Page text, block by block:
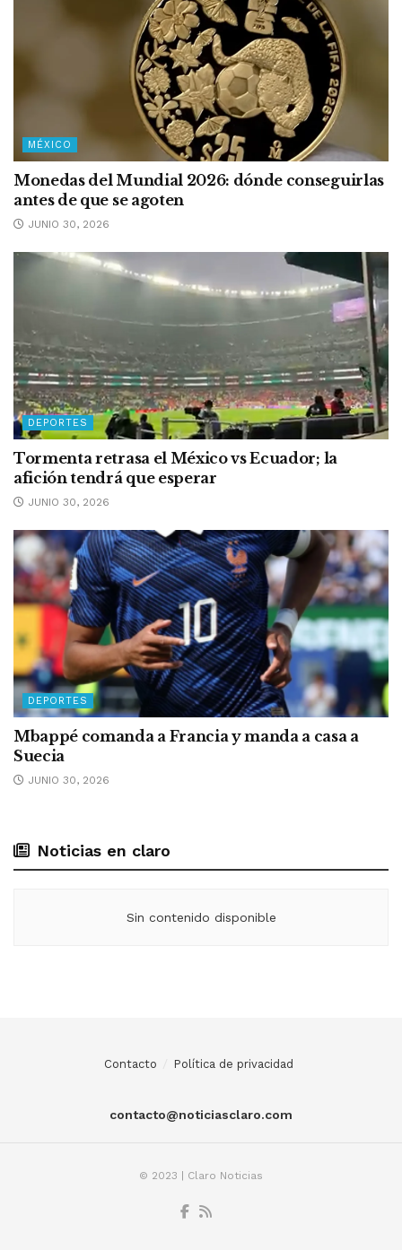
MÉXICO
Monedas del Mundial 2026: dónde conseguirlas
antes de que se agoten
JUNIO 30, 2026
DEPORTES
Tormenta retrasa el México vs Ecuador; la
afición tendrá que esperar
JUNIO 30, 2026
DEPORTES
Mbappé comanda a Francia y manda a casa a
Suecia
JUNIO 30, 2026
Noticias en claro
Sin contenido disponible
Contacto Política de privacidad
contacto@noticiasclaro.com
© 2023 | Claro Noticias